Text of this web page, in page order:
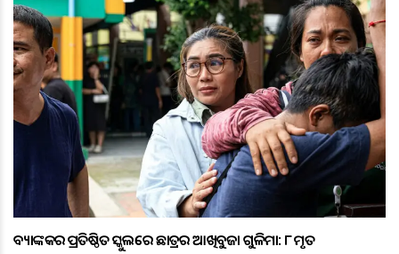
ବ୍ୟାଙ୍କକର ପ୍ରତିଷ୍ଠିତ ସ୍କୁଲରେ ଛାତ୍ରର ଆଖିବୁଜା ଗୁଳିମାଡ଼: ୮ ମୃତ